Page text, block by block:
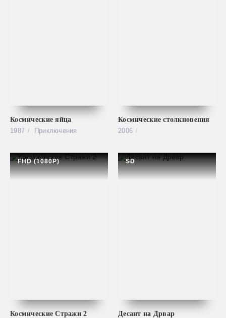
Космические яйца
1987
Приключения
Космические столкновения
2006
FHD (1080P)
Космические Стражи 2
SD
Десант на Дрвар